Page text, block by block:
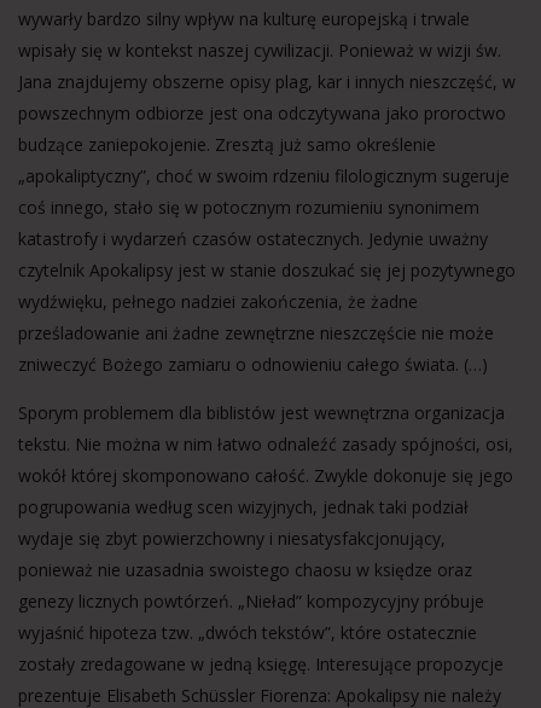
wywarły bardzo silny wpływ na kulturę europejską i trwale
wpisały się w kontekst naszej cywilizacji. Ponieważ w wizji św.
Jana znajdujemy obszerne opisy plag, kar i innych nieszczęść, w
powszechnym odbiorze jest ona odczytywana jako proroctwo
budzące zaniepokojenie. Zresztą już samo określenie
„apokaliptyczny”, choć w swoim rdzeniu filologicznym sugeruje
coś innego, stało się w potocznym rozumieniu synonimem
katastrofy i wydarzeń czasów ostatecznych. Jedynie uważny
czytelnik Apokalipsy jest w stanie doszukać się jej pozytywnego
wydźwięku, pełnego nadziei zakończenia, że żadne
prześladowanie ani żadne zewnętrzne nieszczęście nie może
zniweczyć Bożego zamiaru o odnowieniu całego świata. (…)
Sporym problemem dla biblistów jest wewnętrzna organizacja
tekstu. Nie można w nim łatwo odnaleźć zasady spójności, osi,
wokół której skomponowano całość. Zwykle dokonuje się jego
pogrupowania według scen wizyjnych, jednak taki podział
wydaje się zbyt powierzchowny i niesatysfakcjonujący,
ponieważ nie uzasadnia swoistego chaosu w księdze oraz
genezy licznych powtórzeń. „Nieład” kompozycyjny próbuje
wyjaśnić hipoteza tzw. „dwóch tekstów”, które ostatecznie
zostały zredagowane w jedną księgę. Interesujące propozycje
prezentuje Elisabeth Schüssler Fiorenza: Apokalipsy nie należy